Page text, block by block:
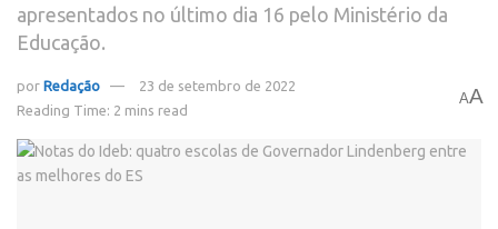
apresentados no último dia 16 pelo Ministério da
Educação.
por Redação
23 de setembro de 2022
Reading Time: 2 mins read
AA